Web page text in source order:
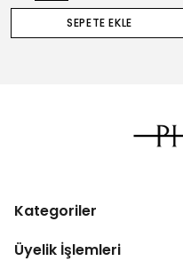
SEPETE EKLE
Kategoriler
Üyelik İşlemleri